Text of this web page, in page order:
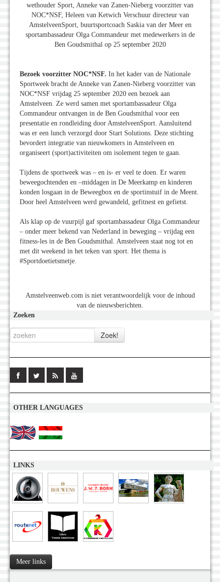
wethouder Sport, Anneke van Zanen-Nieberg voorzitter van
NOC*NSF, Heleen van Ketwich Verschuur directeur van
AmstelveenSport, buurtsportcoach Saskia van der Meer en
sportambassadeur Olga Commandeur met medewerkers in de
Ben Goudsmithal op 25 september 2020
Bezoek voorzitter NOC*NSF. In het kader van de Nationale
Sportweek bracht de Anneke van Zanen-Nieberg voorzitter van
NOC*NSF vrijdag 25 september 2020 een bezoek aan
Amstelveen. Ze werd samen met sportambassadeur Olga
Commandeur ontvangen in de Ben Goudsmithal voor een
presentatie en rondleiding door AmstelveenSport. Aansluitend
was er een lunch verzorgd door Start Solutions. Deze stichting
bevordert integratie van nieuwkomers in Amstelveen en
organiseert (sport)activiteiten om isolement tegen te gaan.
Tijdens de sportweek was – en is- er veel te doen. Er waren
beweegochtenden en –middagen in De Meerkamp en kinderen
konden losgaan in de Beweegbox en de sportinstuif in de Meent.
Door heel Amstelveen werd gewandeld, gefitnest en gefietst.
Als klap op de vuurpijl gaf sportambassadeur Olga Commandeur
– onder meer bekend van Nederland in beweging – vrijdag een
fitness-les in de Ben Goudsmithal. Amstelveen staat nog tot en
met dit weekend in het teken van sport. Het thema is
#Sportdoetietsmetje.
Amstelveenweb.com is niet verantwoordelijk voor de inhoud
van de nieuwsberichten.
Zoeken
OTHER LANGUAGES
LINKS
Meer links